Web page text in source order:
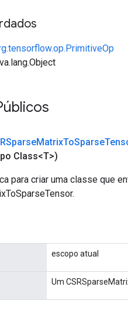
MatrixToSparse
Class<T>)
para criar uma classe que
escopo atual
Um